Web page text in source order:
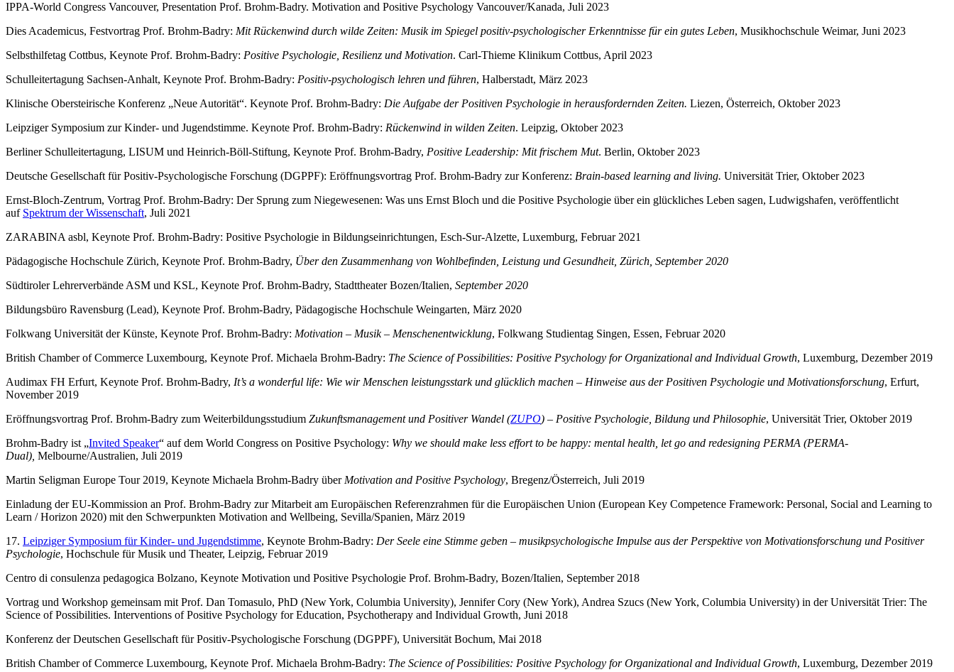
IPPA-World Congress Vancouver, Presentation Prof. Brohm-Badry. Motivation and Positive Psychology Vancouver/Kanada, Juli 2023
Dies Academicus, Festvortrag Prof. Brohm-Badry: Mit Rückenwind durch wilde Zeiten: Musik im Spiegel positiv-psychologischer Erkenntnisse für ein gutes Leben, Musikhochschule Weimar, Juni 2023
Selbsthilfetag Cottbus, Keynote Prof. Brohm-Badry: Positive Psychologie, Resilienz und Motivation. Carl-Thieme Klinikum Cottbus, April 2023
Schulleitertagung Sachsen-Anhalt, Keynote Prof. Brohm-Badry: Positiv-psychologisch lehren und führen, Halberstadt, März 2023
Klinische Obersteirische Konferenz „Neue Autorität“. Keynote Prof. Brohm-Badry: Die Aufgabe der Positiven Psychologie in herausfordernden Zeiten. Liezen, Österreich, Oktober 2023
Leipziger Symposium zur Kinder- und Jugendstimme. Keynote Prof. Brohm-Badry: Rückenwind in wilden Zeiten. Leipzig, Oktober 2023
Berliner Schulleitertagung, LISUM und Heinrich-Böll-Stiftung, Keynote Prof. Brohm-Badry, Positive Leadership: Mit frischem Mut. Berlin, Oktober 2023
Deutsche Gesellschaft für Positiv-Psychologische Forschung (DGPPF): Eröffnungsvortrag Prof. Brohm-Badry zur Konferenz: Brain-based learning and living. Universität Trier, Oktober 2023
Ernst-Bloch-Zentrum, Vortrag Prof. Brohm-Badry: Der Sprung zum Niegewesenen: Was uns Ernst Bloch und die Positive Psychologie über ein glückliches Leben sagen, Ludwigshafen, veröffentlicht
auf Spektrum der Wissenschaft, Juli 2021
ZARABINA asbl, Keynote Prof. Brohm-Badry: Positive Psychologie in Bildungseinrichtungen, Esch-Sur-Alzette, Luxemburg, Februar 2021
Pädagogische Hochschule Zürich, Keynote Prof. Brohm-Badry, Über den Zusammenhang von Wohlbefinden, Leistung und Gesundheit, Zürich, September 2020
Südtiroler Lehrerverbände ASM und KSL, Keynote Prof. Brohm-Badry, Stadttheater Bozen/Italien, September 2020
Bildungsbüro Ravensburg (Lead), Keynote Prof. Brohm-Badry, Pädagogische Hochschule Weingarten, März 2020
Folkwang Universität der Künste, Keynote Prof. Brohm-Badry: Motivation – Musik – Menschenentwicklung, Folkwang Studientag Singen, Essen, Februar 2020
British Chamber of Commerce Luxembourg, Keynote Prof. Michaela Brohm-Badry: The Science of Possibilities: Positive Psychology for Organizational and Individual Growth, Luxemburg, Dezember 2019
Audimax FH Erfurt, Keynote Prof. Brohm-Badry, It’s a wonderful life: Wie wir Menschen leistungsstark und glücklich machen – Hinweise aus der Positiven Psychologie und Motivationsforschung, Erfurt,
November 2019
Eröffnungsvortrag Prof. Brohm-Badry zum Weiterbildungsstudium Zukunftsmanagement und Positiver Wandel (ZUPO) – Positive Psychologie, Bildung und Philosophie, Universität Trier, Oktober 2019
Brohm-Badry ist „Invited Speaker“ auf dem World Congress on Positive Psychology: Why we should make less effort to be happy: mental health, let go and redesigning PERMA (PERMA-
Dual), Melbourne/Australien, Juli 2019
Martin Seligman Europe Tour 2019, Keynote Michaela Brohm-Badry über Motivation and Positive Psychology, Bregenz/Österreich, Juli 2019
Einladung der EU-Kommission an Prof. Brohm-Badry zur Mitarbeit am Europäischen Referenzrahmen für die Europäischen Union (European Key Competence Framework: Personal, Social and Learning to
Learn / Horizon 2020) mit den Schwerpunkten Motivation and Wellbeing, Sevilla/Spanien, März 2019
17. Leipziger Symposium für Kinder- und Jugendstimme, Keynote Brohm-Badry: Der Seele eine Stimme geben – musikpsychologische Impulse aus der Perspektive von Motivationsforschung und Positiver
Psychologie, Hochschule für Musik und Theater, Leipzig, Februar 2019
Centro di consulenza pedagogica Bolzano, Keynote Motivation und Positive Psychologie Prof. Brohm-Badry, Bozen/Italien, September 2018
Vortrag und Workshop gemeinsam mit Prof. Dan Tomasulo, PhD (New York, Columbia University), Jennifer Cory (New York), Andrea Szucs (New York, Columbia University) in der Universität Trier: The
Science of Possibilities. Interventions of Positive Psychology for Education, Psychotherapy and Individual Growth, Juni 2018
Konferenz der Deutschen Gesellschaft für Positiv-Psychologische Forschung (DGPPF), Universität Bochum, Mai 2018
British Chamber of Commerce Luxembourg, Keynote Prof. Michaela Brohm-Badry: The Science of Possibilities: Positive Psychology for Organizational and Individual Growth, Luxemburg, Dezember 2019